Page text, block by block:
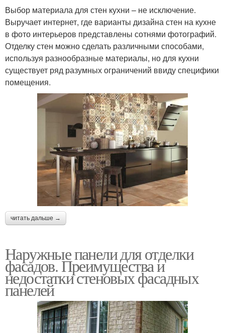
Выбор материала для стен кухни – не исключение.
Выручает интернет, где варианты дизайна стен на кухне
в фото интерьеров представлены сотнями фотографий.
Отделку стен можно сделать различными способами,
используя разнообразные материалы, но для кухни
существует ряд разумных ограничений ввиду специфики
помещения.
читать дальше →
Наружные панели для отделки
фасадов. Преимущества и
недостатки стеновых фасадных
панелей